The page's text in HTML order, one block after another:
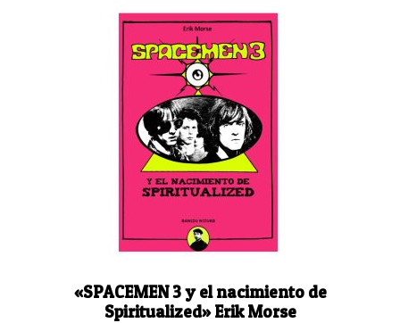
«SPACEMEN 3 y el nacimiento de
Spiritualized» Erik Morse